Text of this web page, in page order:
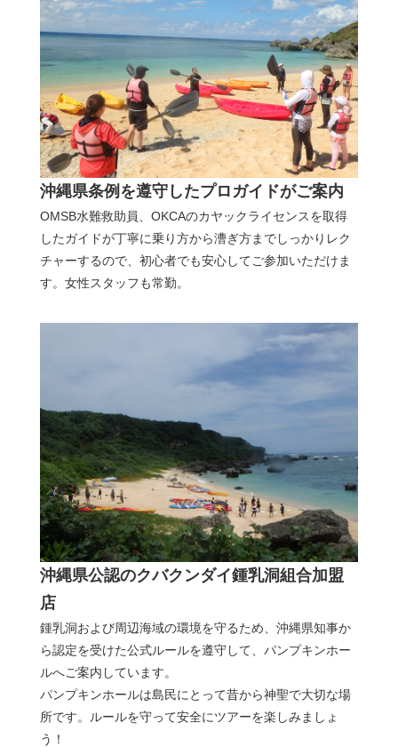
沖縄県条例を遵守したプロガイドがご案内
OMSB水難救助員、OKCAのカヤックライセンスを取得
したガイドが丁寧に乗り方から漕ぎ方までしっかりレク
チャーするので、初心者でも安心してご参加いただけま
す。女性スタッフも常勤。
沖縄県公認のクバクンダイ鍾乳洞組合加盟
店
鍾乳洞および周辺海域の環境を守るため、沖縄県知事か
ら認定を受けた公式ルールを遵守して、パンプキンホー
ルへご案内しています。
パンプキンホールは島民にとって昔から神聖で大切な場
所です。ルールを守って安全にツアーを楽しみましょ
う！